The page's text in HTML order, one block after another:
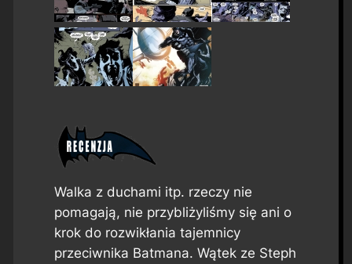
Walka z duchami itp. rzeczy nie
pomagają, nie przybliżyliśmy się ani o
krok do rozwikłania tajemnicy
przeciwnika Batmana. Wątek ze Steph